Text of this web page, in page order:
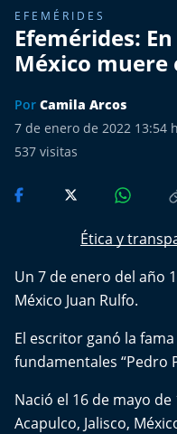
Entrevistas BioBioTV
Comentarios de Tomás
Más de Ti Podcast
Realizadores
Retropop
De Plato en Plato
Los Inestables
Tu Mereces Ser Feliz
Efemérides
EFEMÉRIDES
Efemérides:
México muere
Por Camila Arcos
7 de enero de 2022 13:54
537 visitas
Ética y
Un 7 de enero del año
México Juan Rulfo.
El escritor ganó la
fundamentales “Pedro
Nació el 16 de mayo
Acapulco, Jalisco,